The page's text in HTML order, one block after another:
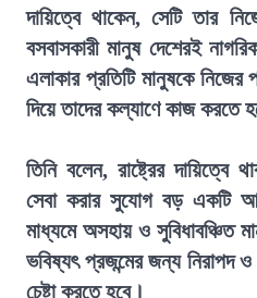
দায়িত্বে থাকেন, সেটি তার
বসবাসকারী মানুষ দেশেরই
এলাকার প্রতিটি মানুষকে
দিয়ে তাদের কল্যাণে কাজ করতে
তিনি বলেন, রাষ্ট্রের
সেবা করার সুযোগ বড় একটি
মাধ্যমে অসহায় ও সুবিধাবঞ্চিত
ভবিষ্যৎ প্রজন্মের জন্য নিরাপদ
চেষ্টা করতে হবে।